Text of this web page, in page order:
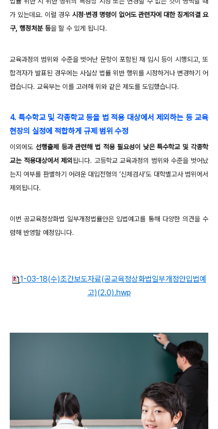
가 있는데요. 이럴 경우 시정·변경 명령이 없어도 관련자에 대한 징계의결 요
구, 행정처분 등을 할 수 있게 됩니다.
교육과정의 범위와 수준을 벗어난 문항이 포함된 채 입시 등이 시행되고, 또
합격자가 발표된 경우에는 사실상 법률 위반 행위를 시정하거나 변경하기 어
렵습니다. 교육부는 이를 고려해 위와 같은 제도를 도입했습니다.
4. 특수학교 및 각종학교 등을 법 적용 대상에서 제외하는 등 교육
현장의 실정에 적합하게 규제 범위 수정
이외에도 선행출제 등과 관련해 법 적용 필요성이 낮은 특수학교 및 각종학
교는 적용대상에서 제외 됩니다. 고등학교 교육과정의 범위와 수준을 벗어났
는지 여부를 판별하기 어려운 대입전형의 ‘신체검사’도 대학별고사 범위에서
제외됩니다.
이번 공교육정상화법 일부개정법률안은 입법예고를 통해 다양한 의견을 수
렴해 반영할 예정입니다.
1-03-18(수)조간보도자료(공교육정상화법일부개정안입법예
고)(2.0).hwp